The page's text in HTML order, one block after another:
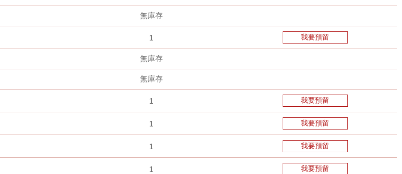
無庫存
1 我要預留
無庫存
無庫存
1 我要預留
1 我要預留
1 我要預留
1 我要預留